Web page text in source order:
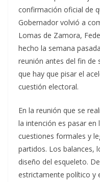
confirmación oficial de
Gobernador volvió a
Lomas de Zamora,
hecho la semana
reunión antes del fin de
que hay que pisar el
cuestión electoral.
En la reunión que se
la intención es pasar en
cuestiones formales y
partidos. Los balances,
diseño del esqueleto.
estrictamente político y